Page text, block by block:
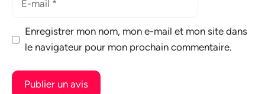
Enregistrer mon nom, mon e-mail et mon site dans
le navigateur pour mon prochain commentaire.